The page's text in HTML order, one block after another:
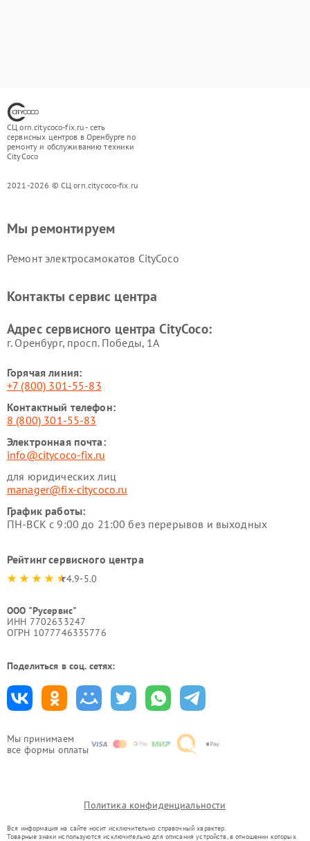
СЦ orn.citycoco-fix.ru - сеть
сервисных центров в Оренбурге по
ремонту и обслуживанию техники
CityCoco
2021-2026 © СЦ orn.citycoco-fix.ru
Мы принимаем
все формы оплаты
Мы ремонтируем
Ремонт электросамокатов CityCoco
Контакты сервис центра
Адрес сервисного центра CityCoco:
г. Оренбург, просп. Победы, 1А
Горячая линия:
+7 (800) 301-55-83
Контактный телефон:
8 (800) 301-55-83
Электронная почта:
info@citycoco-fix.ru
для юридических лиц
manager@fix-citycoco.ru
График работы:
ПН-ВСК с 9:00 до 21:00 без перерывов и выходных
Рейтинг сервисного центра
4.9-5.0
ООО "Русервис"
ИНН 7702633247
ОГРН 1077746335776
Поделиться в соц. сетях:
Политика конфиденциальности
Вся информация на сайте носит исключительно справочный характер.
Товарные знаки используются исключительно для описания устройств, в отношении которых